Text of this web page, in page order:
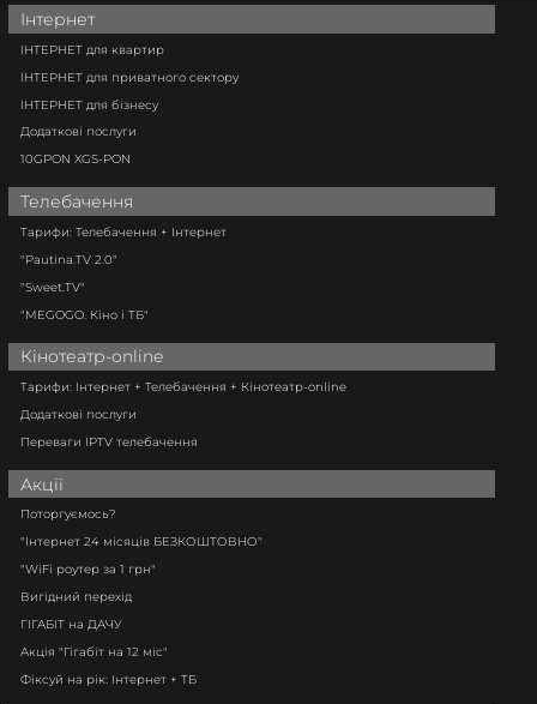
Інтернет
ІНТЕРНЕТ для квартир
ІНТЕРНЕТ для приватного сектору
ІНТЕРНЕТ для бізнесу
Додаткові послуги
10GPON XGS-PON
Телебачення
Тарифи: Телебачення + Інтернет
"Pautina.TV 2.0"
"Sweet.TV"
"MEGOGO. Кіно і ТБ"
Кінотеатр-online
Тарифи: Інтернет + Телебачення + Кінотеатр-online
Додаткові послуги
Переваги IPTV телебачення
Акції
Поторгуємось?
"Інтернет 24 місяців БЕЗКОШТОВНО"
"WiFi роутер за 1 грн"
Вигідний перехід
ГІГАБІТ на ДАЧУ
Акція "Гігабіт на 12 міс"
Фіксуй на рік: Інтернет + ТБ